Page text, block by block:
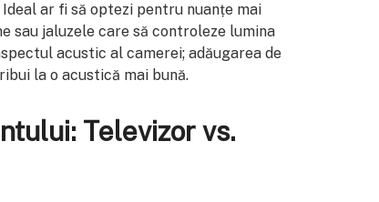
ar fi să optezi pentru nuanțe mai
sau jaluzele care să controleze lumina
acustic al camerei; adăugarea de
la o acustică mai bună.
Televizor vs.